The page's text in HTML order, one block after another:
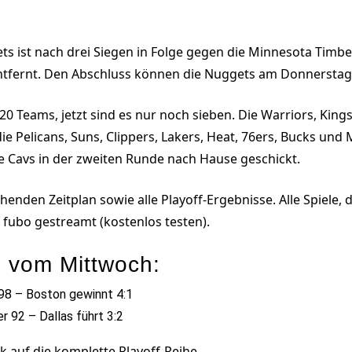
ist nach drei Siegen in Folge gegen die Minnesota
Den Abschluss können die Nuggets am
Teams, jetzt sind es nur noch sieben. Die Warriors,
Pelicans, Suns, Clippers, Lakers, Heat, 76ers, Bucks
in der zweiten Runde nach Hause geschickt.
Zeitplan sowie alle Playoff-Ergebnisse. Alle Spiele,
gestreamt (kostenlos testen).
Mittwoch:
– Boston gewinnt 4:1
92 – Dallas führt 3:2